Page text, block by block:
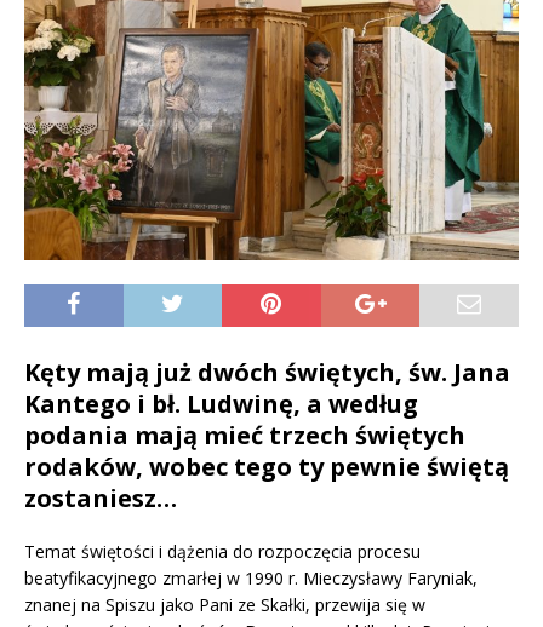
Kęty mają już dwóch świętych, św. Jana
Kantego i bł. Ludwinę, a według
podania mają mieć trzech świętych
rodaków, wobec tego ty pewnie świętą
zostaniesz…
Temat świętości i dążenia do rozpoczęcia procesu
beatyfikacyjnego zmarłej w 1990 r. Mieczysławy Faryniak,
znanej na Spiszu jako Pani ze Skałki, przewija się w